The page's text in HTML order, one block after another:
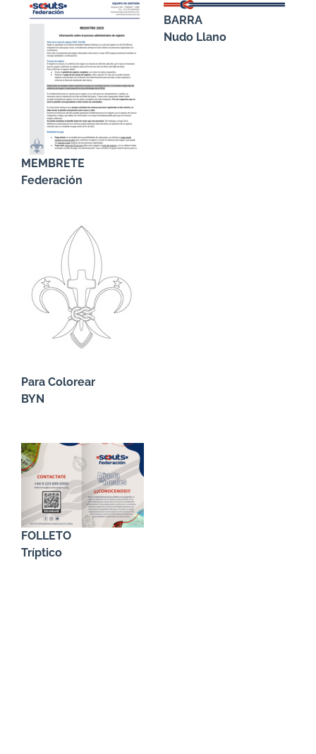
MEMBRETE
Federación
BARRA
Nudo Llano
Para Colorear
BYN
FOLLETO
Tríptico